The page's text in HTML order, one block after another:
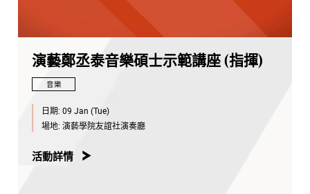
演藝鄭丞泰音樂碩士示範講座 (指揮)
音樂
日期: 09 Jan (Tue)
場地: 演藝學院友誼社演奏廳
活動詳情